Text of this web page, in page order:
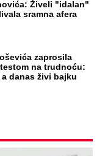
Živeli "idalan"
sramna afera
zaprosila
na trudnoću:
danas živi bajku